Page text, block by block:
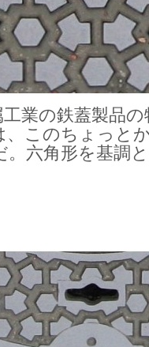
業の鉄蓋製品
、このちょっと
。六角形を基調